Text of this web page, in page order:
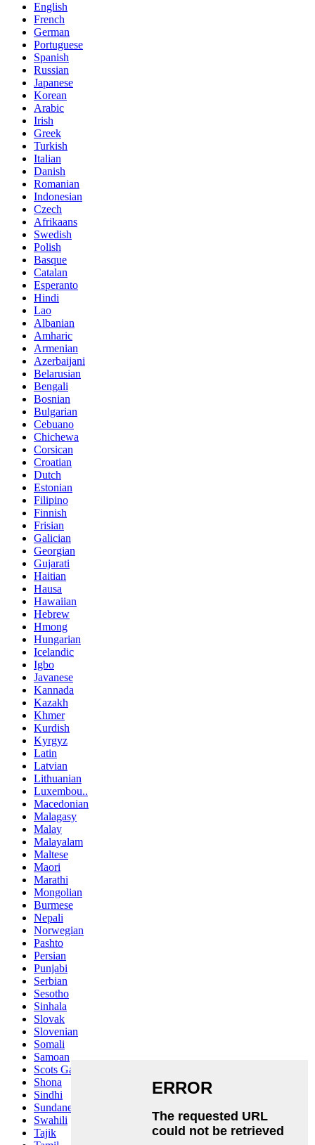
English
French
German
Portuguese
Spanish
Russian
Japanese
Korean
Arabic
Irish
Greek
Turkish
Italian
Danish
Romanian
Indonesian
Czech
Afrikaans
Swedish
Polish
Basque
Catalan
Esperanto
Hindi
Lao
Albanian
Amharic
Armenian
Azerbaijani
Belarusian
Bengali
Bosnian
Bulgarian
Cebuano
Chichewa
Corsican
Croatian
Dutch
Estonian
Filipino
Finnish
Frisian
Galician
Georgian
Gujarati
Haitian
Hausa
Hawaiian
Hebrew
Hmong
Hungarian
Icelandic
Igbo
Javanese
Kannada
Kazakh
Khmer
Kurdish
Kyrgyz
Latin
Latvian
Lithuanian
Luxembou..
Macedonian
Malagasy
Malay
Malayalam
Maltese
Maori
Marathi
Mongolian
Burmese
Nepali
Norwegian
Pashto
Persian
Punjabi
Serbian
Sesotho
Sinhala
Slovak
Slovenian
Somali
Samoan
Scots Gaelic
Shona
Sindhi
Sundanese
Swahili
Tajik